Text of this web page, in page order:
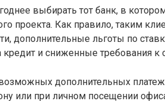
выбирать тот банк, в
проекта. Как правило, таким
дополнительные льготы по
кредит и сниженные требования к
дополнительных
или при личном посещении